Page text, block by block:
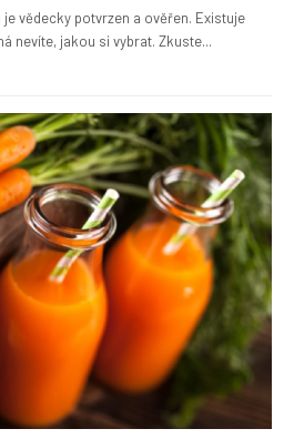
vědecky potvrzen a ověřen. Existuje
nevíte, jakou si vybrat. Zkuste...